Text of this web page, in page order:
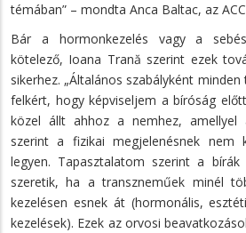
témában” – mondta Anca Baltac, az
Bár a hormonkezelés vagy a
kötelező, Ioana Trană szerint ezek
sikerhez. „Általános szabályként
felkért, hogy képviseljem a bíróság
közel állt ahhoz a nemhez, amellyel
szerint a fizikai megjelenésnek nem
legyen. Tapasztalatom szerint a
szeretik, ha a transzneműek minél
kezelésen esnek át (hormonális,
kezelések). Ezek az orvosi